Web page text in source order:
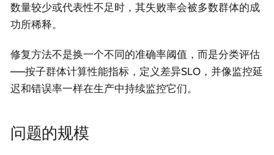
数量较少或代表性不足时，其失败率会被多数群体的成
功所稀释。
修复方法不是换一个不同的准确率阈值，而是分类评估
——按子群体计算性能指标，定义差异SLO，并像监控延
迟和错误率一样在生产中持续监控它们。
问题的规模